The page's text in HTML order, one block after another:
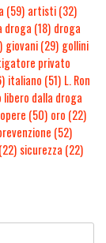
(59) artisti(32)
droga (18) droga
giovani(29) gollini
privato
italiano (51) L. Ron
libero dalla droga
opere (50) oro (22)
(52)
(22) sicurezza (22)